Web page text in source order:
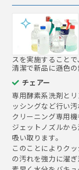
スを実施することで、
清潔で新品に遜色の
チェアー
専用酵素系洗剤と
ッシングなど行い汚
クリーニング専用
ジェットノズルか
吸い取ります。
このことによりク
の汚れを強力に濯ぎ